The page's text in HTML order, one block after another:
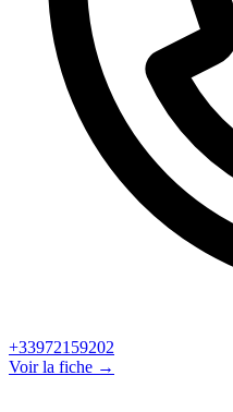
+33972159202
Voir la fiche →